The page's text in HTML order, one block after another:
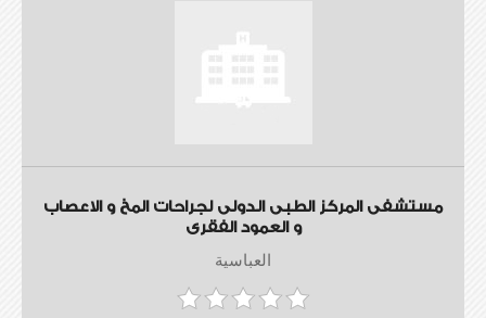
مستشفى المركز الطبى الدولى لجراحات المخ و الاعصاب
و العمود الفقرى
العباسية